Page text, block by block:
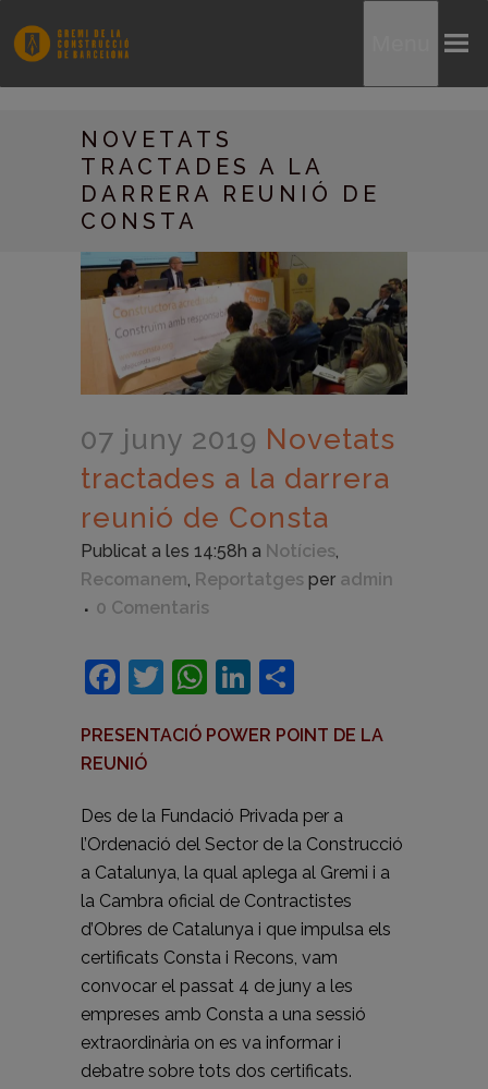
NOVETATS
TRACTADES A LA
DARRERA REUNIÓ DE
CONSTA
07 juny 2019 Novetats
tractades a la darrera
reunió de Consta
Publicat a les 14:58h a Notícies,
Recomanem, Reportatges per admin
0 Comentaris
Facebook
Twitter
WhatsApp
LinkedIn
PRESENTACIÓ POWER POINT DE LA
REUNIÓ
Des de la Fundació Privada per a
l’Ordenació del Sector de la Construcció
a Catalunya, la qual aplega al Gremi i a
la Cambra oficial de Contractistes
d’Obres de Catalunya i que impulsa els
certificats Consta i Recons, vam
convocar el passat 4 de juny a les
empreses amb Consta a una sessió
extraordinària on es va informar i
debatre sobre tots dos certificats.